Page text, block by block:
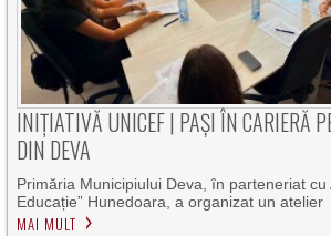
INIȚIATIVĂ UNICEF | PAȘI ÎN CARIERĂ
DIN DEVA
Primăria Municipiului Deva, în parteneriat cu
Educație” Hunedoara, a organizat un atelier
MAI MULT